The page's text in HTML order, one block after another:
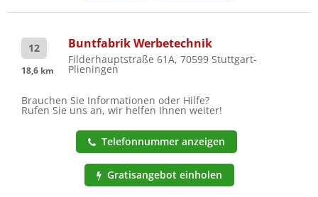
12
18,6 km
Buntfabrik Werbetechnik
Filderhauptstraße 61A, 70599 Stuttgart-
Plieningen
Brauchen Sie Informationen oder Hilfe?
Rufen Sie uns an, wir helfen Ihnen weiter!
Telefonnummer anzeigen
Gratisangebot einholen